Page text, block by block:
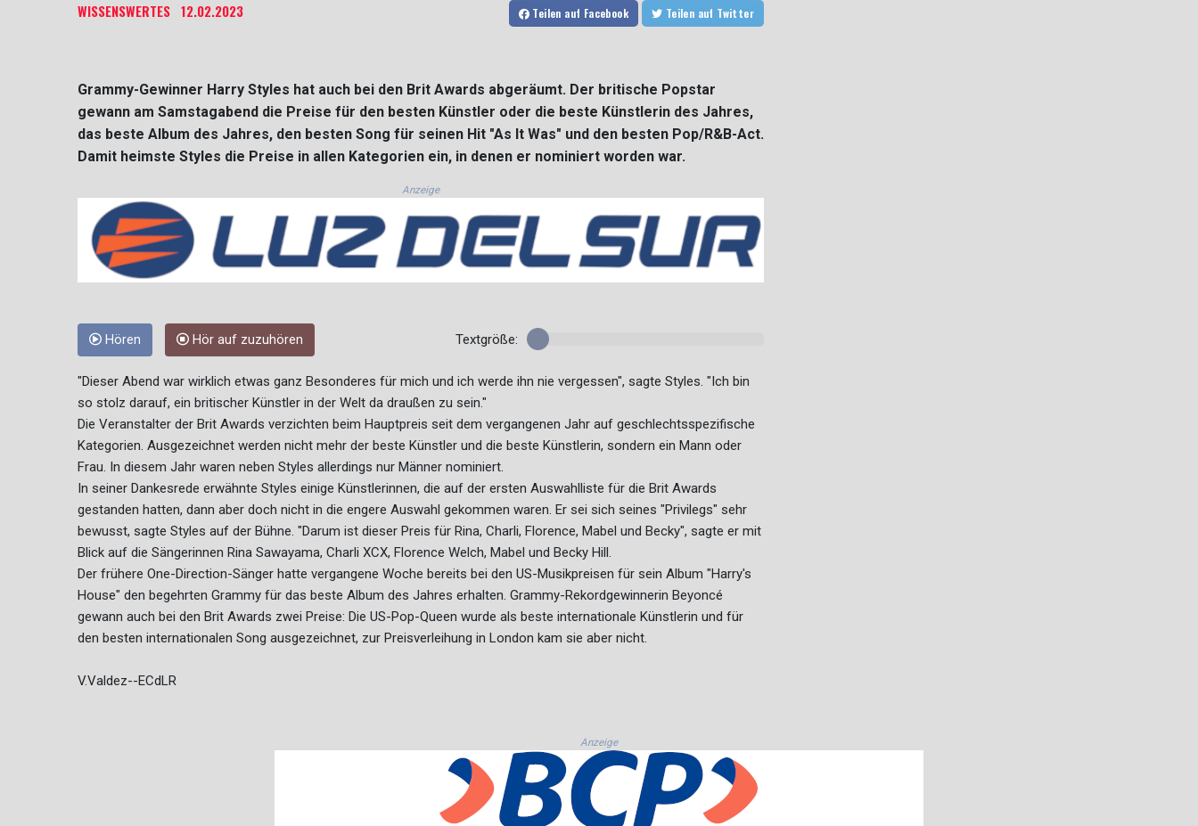
WISSENSWERTES 12.02.2023 Teilen auf Facebook Teilen auf Twitter
Grammy-Gewinner Harry Styles hat auch bei den Brit Awards abgeräumt. Der britische Popstar
gewann am Samstagabend die Preise für den besten Künstler oder die beste Künstlerin des Jahres,
das beste Album des Jahres, den besten Song für seinen Hit "As It Was" und den besten Pop/R&B-Act.
Damit heimste Styles die Preise in allen Kategorien ein, in denen er nominiert worden war.
Anzeige
Hören Hör auf zuzuhören Textgröße:
"Dieser Abend war wirklich etwas ganz Besonderes für mich und ich werde ihn nie vergessen", sagte Styles. "Ich bin
so stolz darauf, ein britischer Künstler in der Welt da draußen zu sein."
Die Veranstalter der Brit Awards verzichten beim Hauptpreis seit dem vergangenen Jahr auf geschlechtsspezifische
Kategorien. Ausgezeichnet werden nicht mehr der beste Künstler und die beste Künstlerin, sondern ein Mann oder
Frau. In diesem Jahr waren neben Styles allerdings nur Männer nominiert.
In seiner Dankesrede erwähnte Styles einige Künstlerinnen, die auf der ersten Auswahlliste für die Brit Awards
gestanden hatten, dann aber doch nicht in die engere Auswahl gekommen waren. Er sei sich seines "Privilegs" sehr
bewusst, sagte Styles auf der Bühne. "Darum ist dieser Preis für Rina, Charli, Florence, Mabel und Becky", sagte er mit
Blick auf die Sängerinnen Rina Sawayama, Charli XCX, Florence Welch, Mabel und Becky Hill.
Der frühere One-Direction-Sänger hatte vergangene Woche bereits bei den US-Musikpreisen für sein Album "Harry's
House" den begehrten Grammy für das beste Album des Jahres erhalten. Grammy-Rekordgewinnerin Beyoncé
gewann auch bei den Brit Awards zwei Preise: Die US-Pop-Queen wurde als beste internationale Künstlerin und für
den besten internationalen Song ausgezeichnet, zur Preisverleihung in London kam sie aber nicht.
V.Valdez--ECdLR
Anzeige